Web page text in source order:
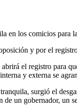
en los comicios para
y por el
el registro para
y externa se
surgió el
de un gobernador, un